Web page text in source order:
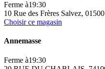
Ferme à19:30
10 Rue des Frères Salvez,
Choisir ce magasin
Annemasse
Ferme à19:30